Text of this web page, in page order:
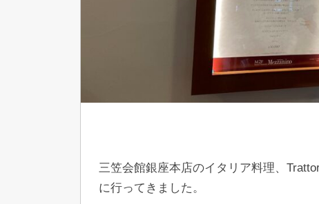
三笠会館銀座本店のイタリア料理、
に行ってきました。